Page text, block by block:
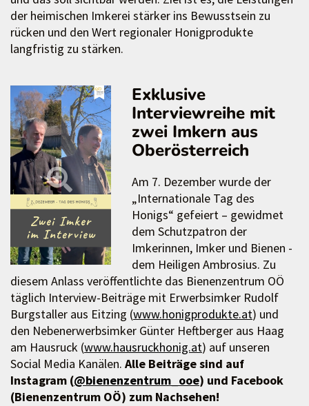
der heimischen Imkerei stärker ins Bewusstsein zu
rücken und den Wert regionaler Honigprodukte
langfristig zu stärken.
Exklusive
Interviewreihe mit
zwei Imkern aus
Oberösterreich
Am 7. Dezember wurde der
„Internationale Tag des
Honigs“ gefeiert – gewidmet
dem Schutzpatron der
Imkerinnen, Imker und Bienen -
dem Heiligen Ambrosius. Zu
diesem Anlass veröffentlichte das Bienenzentrum OÖ
täglich Interview-Beiträge mit Erwerbsimker Rudolf
Burgstaller aus Eitzing (www.honigprodukte.at) und
den Nebenerwerbsimker Günter Heftberger aus Haag
am Hausruck (www.hausruckhonig.at) auf unseren
Social Media Kanälen. Alle Beiträge sind auf
Instagram (@bienenzentrum_ooe) und Facebook
(Bienenzentrum OÖ) zum Nachsehen!